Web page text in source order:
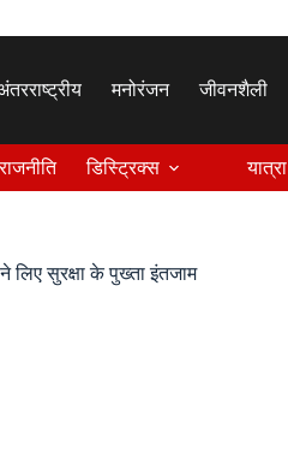
मनोरंजन जीवनशैली
राजनीति डिस्ट्रिक्स यात्रा
सुरक्षा के पुख्ता इंतजाम